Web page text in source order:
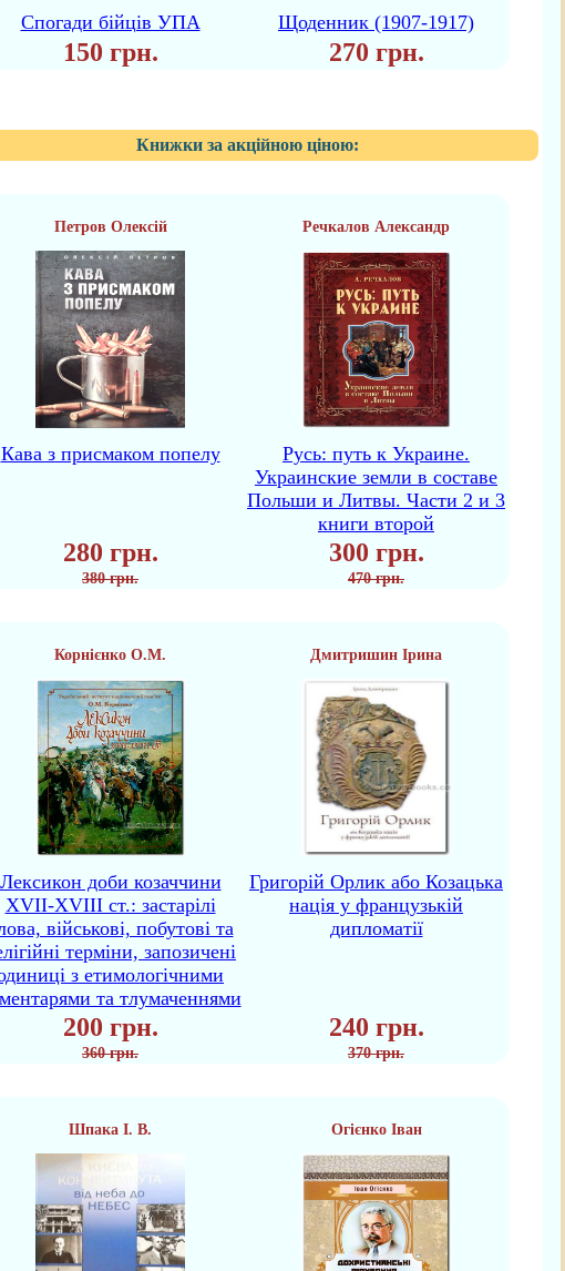
Спогади бійців УПА Щоденник (1907-1917)
150 грн. 270 грн.
Книжки за акційною ціною:
Петров Олексій Речкалов Александр
Кава з присмаком попелу
Русь: путь к Украине.
Украинские земли в составе
Польши и Литвы. Части 2 и 3
книги второй
280 грн. 300 грн.
380 грн. 470 грн.
Корнієнко О.М. Дмитришин Ірина
Лексикон доби козаччини
XVII-XVIII ст.: застарілі
військові, побутові та
терміни, запозичені
з етимологічними
та тлумаченнями
Григорій Орлик або Козацька
нація у французькій
дипломатії
200 грн. 240 грн.
360 грн. 370 грн.
Шпака І. В. Огієнко Іван